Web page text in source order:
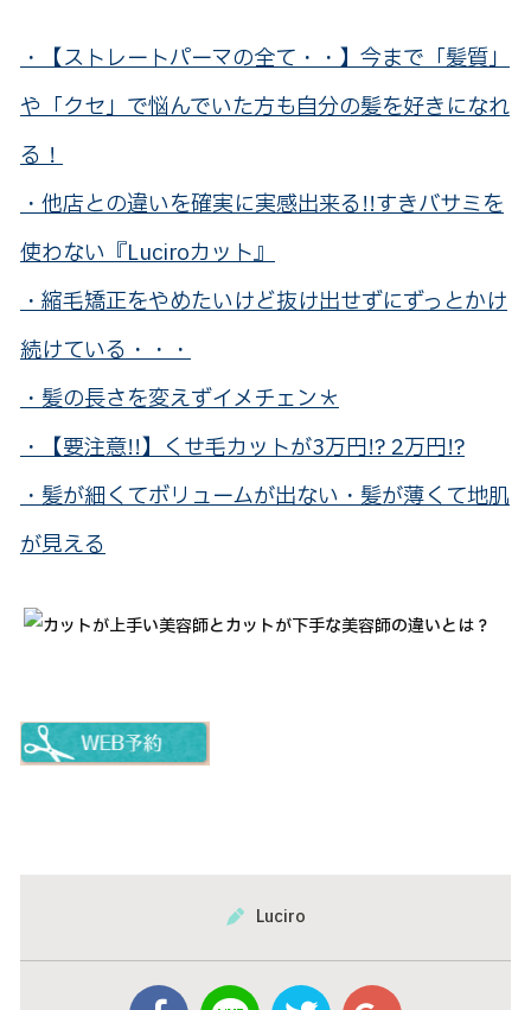
・【ストレートパーマの全て・・】今まで「髪質」
や「クセ」で悩んでいた方も自分の髪を好きになれ
る！
・他店との違いを確実に実感出来る!!すきバサミを
使わない『Luciroカット』
・縮毛矯正をやめたいけど抜け出せずにずっとかけ
続けている・・・
・髪の長さを変えずイメチェン＊
・【要注意!!】くせ毛カットが3万円!? 2万円!?
・髪が細くてボリュームが出ない・髪が薄くて地肌
が見える
Luciro